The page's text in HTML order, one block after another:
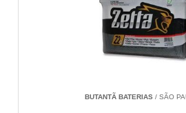
BUTANTÃ BATERIAS / SÃO